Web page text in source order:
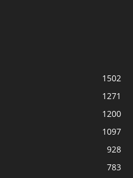
1502
1271
1200
1097
928
783